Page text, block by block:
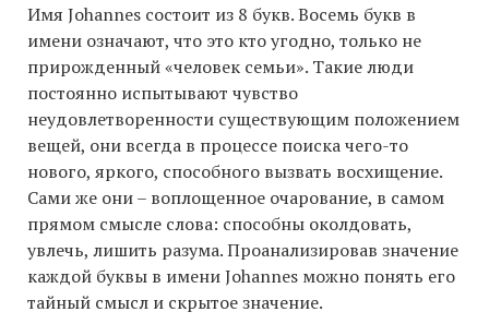
Имя Johannes состоит из 8 букв. Восемь букв в
имени означают, что это кто угодно, только не
прирожденный «человек семьи». Такие люди
постоянно испытывают чувство
неудовлетворенности существующим положением
вещей, они всегда в процессе поиска чего-то
нового, яркого, способного вызвать восхищение.
Сами же они – воплощенное очарование, в самом
прямом смысле слова: способны околдовать,
увлечь, лишить разума. Проанализировав значение
каждой буквы в имени Johannes можно понять его
тайный смысл и скрытое значение.